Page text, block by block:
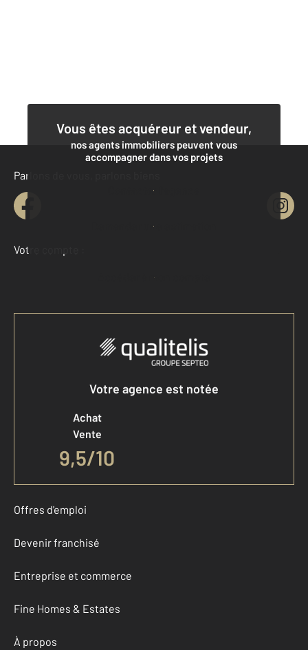
Vous êtes acquéreur et vendeur,
nos agents immobiliers peuvent vous
accompagner dans vos projets
Contacter l'agence
Demander une estimation
Parlons de vous, parlons biens
Votre compte :
Accéder à mon compte
Votre agence est notée
Achat
Vente
9,5/10
Offres d'emploi
Devenir franchisé
Entreprise et commerce
Fine Homes & Estates
À propos